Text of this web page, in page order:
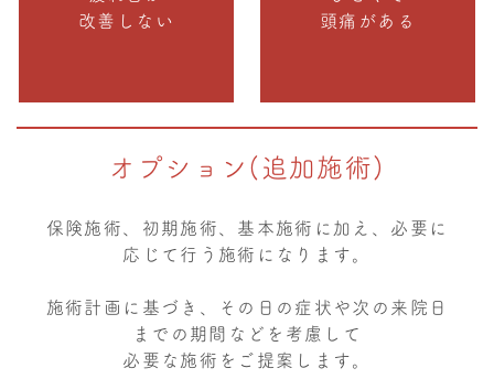
改善しない
頭痛がある
オプション(追加施術)
保険施術、初期施術、基本施術に加え、必要に
応じて行う施術になります。
施術計画に基づき、その日の症状や次の来院日
までの期間などを考慮して
必要な施術をご提案します。